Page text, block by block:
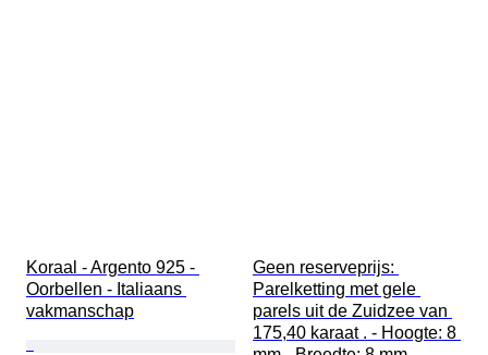
Koraal - Argento 925 -
Oorbellen - Italiaans
vakmanschap
Geen reserveprijs:
Parelketting met gele
parels uit de Zuidzee van
175,40 karaat . - Hoogte: 8